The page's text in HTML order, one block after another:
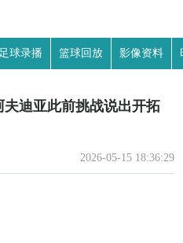
足球录播 篮球回放 影像资料
迪亚此前挑战说出开拓
2026-05-15 18:36:29